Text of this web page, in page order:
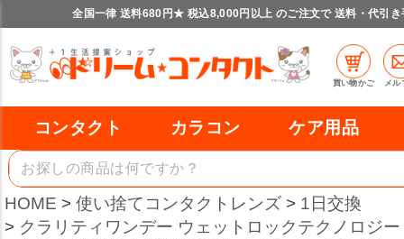
全国一律 送料680円★ 税込8,000円以上 のご注文で 送料・代引き
買い物かご メル
コンタクト カラコン ケア用品
HOME 使い捨てコンタクトレンズ
1日交換
クラリティワンデー ウェットロックテクノロジ